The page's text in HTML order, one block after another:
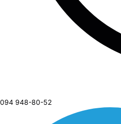
094 948-80-52